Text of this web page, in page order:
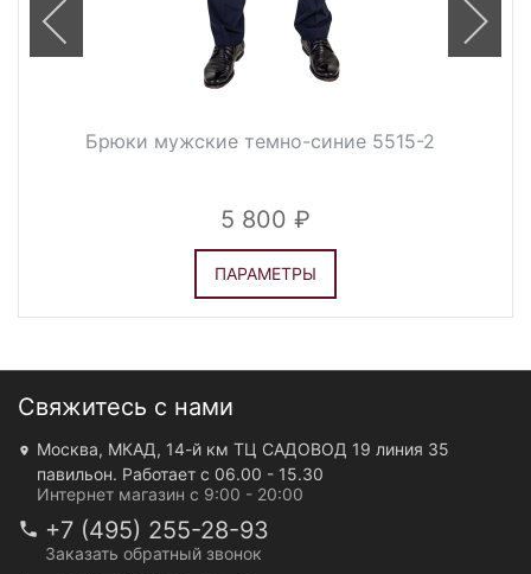
Брюки мужские темно-синие 5515-2
5 800
ПАРАМЕТРЫ
Свяжитесь с нами
Москва, МКАД, 14-й км ТЦ САДОВОД 19 линия 35
павильон. Работает с 06.00 - 15.30
Интернет магазин с 9:00 - 20:00
+7 (495) 255-28-93
Заказать обратный звонок